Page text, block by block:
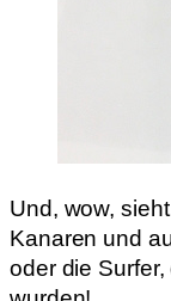
Und, wow,
Kanaren und
oder die